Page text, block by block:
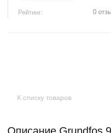
Рейтинг: 0
К списку товаров